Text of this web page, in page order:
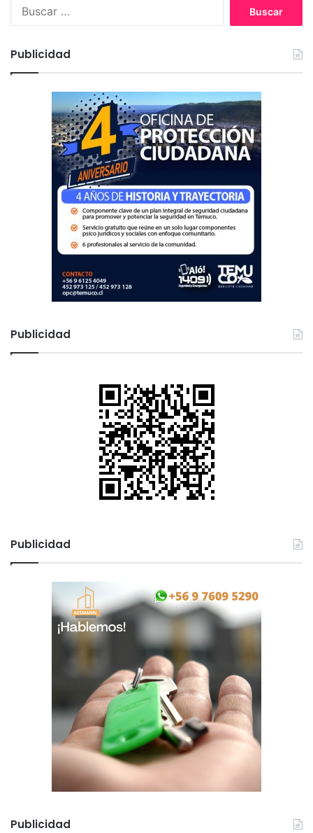
:
Publicidad
Publicidad
Publicidad
Publicidad